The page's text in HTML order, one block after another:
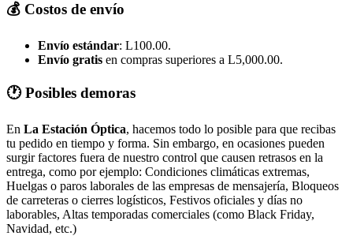
💰 Costos de envío
Envío estándar: L100.00.
Envío gratis en compras superiores a L5,000.00.
🕐 Posibles demoras
En La Estación Óptica, hacemos todo lo posible para que recibas
tu pedido en tiempo y forma. Sin embargo, en ocasiones pueden
surgir factores fuera de nuestro control que causen retrasos en la
entrega, como por ejemplo: Condiciones climáticas extremas,
Huelgas o paros laborales de las empresas de mensajería, Bloqueos
de carreteras o cierres logísticos, Festivos oficiales y días no
laborables, Altas temporadas comerciales (como Black Friday,
Navidad, etc.)